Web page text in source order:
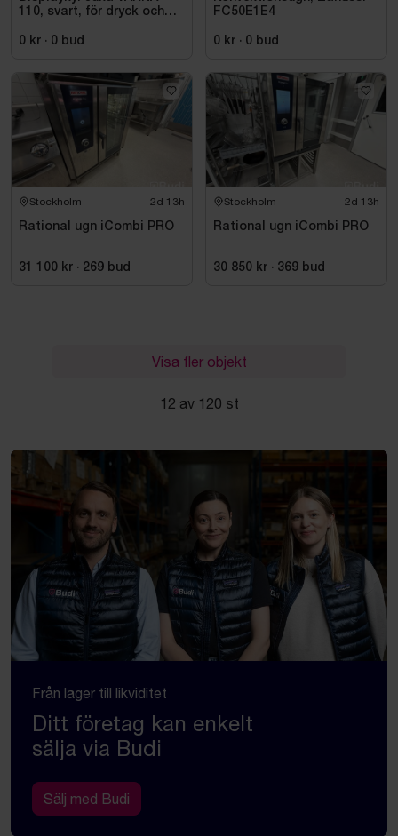
110, svart, för dryck och
0 kr · 0 bud
FC50E1E4
0 kr · 0 bud
Stockholm 2d 13h
Rational ugn iCombi PRO
31 100 kr · 269 bud
Stockholm 2d 13h
Rational ugn iCombi PRO
30 850 kr · 369 bud
Visa fler objekt
12 av 120 st
Från lager till likviditet
Ditt företag kan enkelt
sälja via Budi
Sälj med Budi